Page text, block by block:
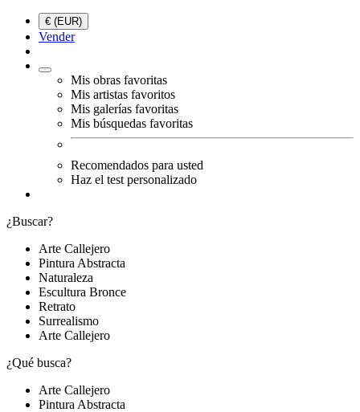
€ (EUR)
Vender
Mis obras favoritas
Mis artistas favoritos
Mis galerías favoritas
Mis búsquedas favoritas
Recomendados para usted
Haz el test personalizado
¿Buscar?
Arte Callejero
Pintura Abstracta
Naturaleza
Escultura Bronce
Retrato
Surrealismo
Arte Callejero
¿Qué busca?
Arte Callejero
Pintura Abstracta